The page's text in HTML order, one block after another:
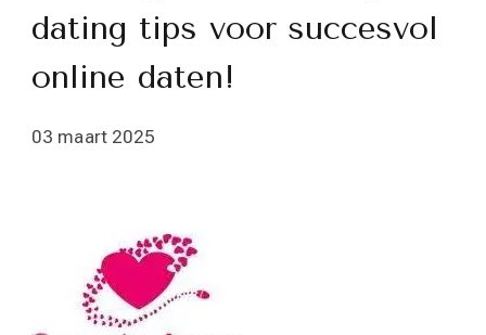
dating tips voor succesvol
online daten!
03 maart 2025